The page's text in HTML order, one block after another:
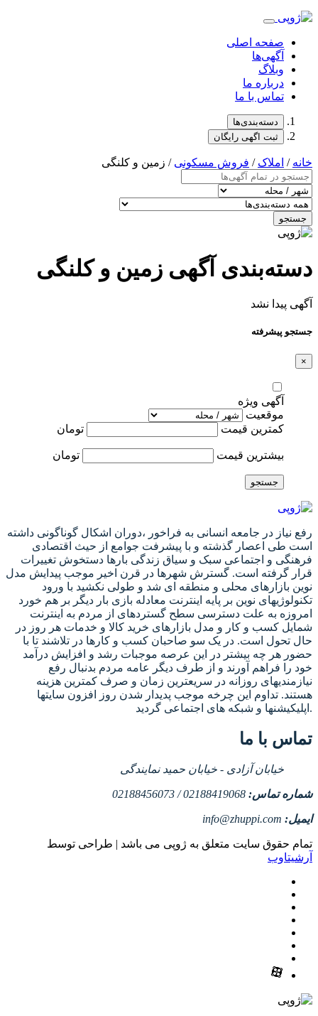
صفحه اصلی
آگهی‌ها
وبلاگ
درباره ما
تماس با ما
دسته‌بندی‌ها
ثبت اگهی رایگان
خانه / املاک / فروش مسکونی / زمین و کلنگی
جستجو
دسته‌بندی آگهی زمین و کلنگی
آگهی پیدا نشد
جستجو پیشرفته
×
آگهی ویژه
موقعیت
کمترین قیمت
تومان
بیشترین قیمت تومان
جستجو
رفع نیاز در جامعه انسانی به فراخور ،دوران اشکال گوناگونی داشته
است طی اعصار گذشته و با پیشرفت جوامع از حیث اقتصادی
فرهنگی و اجتماعی سبک و سیاق زندگی بارها دستخوش تغییرات
قرار گرفته است. گسترش شهرها در قرن اخیر موجب پیدایش مدل
نوین بازارهای محلی و منطقه ای شد و طولی نکشید با ورود
تکنولوژیهای نوین بر پایه اینترنت معادله بازی بار دیگر بر هم خورد
امروزه به علت دسترسی سطح گستردهای از مردم به اینترنت
شمایل کسب و کار و مدل بازارهای خرید کالا و خدمات هر روز در
حال تحول است. در یک سو صاحبان کسب و کارها در تلاشند تا با
حضور هر چه بیشتر در این عرصه موجبات رشد و افزایش درآمد
خود را فراهم آورند و از طرف دیگر عامه مردم بدنبال رفع
نیازمندیهای روزانه در سریعترین زمان و صرف کمترین هزینه
هستند. تداوم این چرخه موجب پدیدار شدن روز افزون سایتها
اپلیکیشنها و شبکه های اجتماعی گردید.
تماس با ما
خیابان آزادی - خیابان حمید نمایندگی
شماره تماس: 02188419068 / 02188456073
ایمیل: info@zhuppi.com
تمام حقوق سایت متعلق به ژوپی می باشد | طراحی توسط
آرشیتاوب